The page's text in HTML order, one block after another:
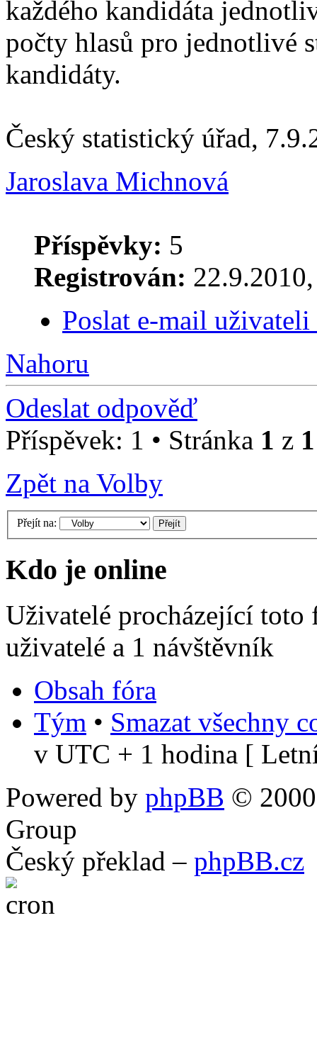
každého kandidáta
počty hlasů pro jednotlivé
kandidáty.
Český statistický úřad,
Jaroslava Michnová
Příspěvky: 5
Registrován:
Poslat e-mail
Nahoru
Odeslat odpověď
Příspěvek: 1 • Stránka 1 z 1
Zpět na Volby
Přejít na:
Kdo je online
Uživatelé procházející
uživatelé a 1 návštěvník
Obsah fóra
Tým • Smazat všechny
v UTC + 1 hodina [
Powered by phpBB ©
Group
Český překlad – phpBB.cz